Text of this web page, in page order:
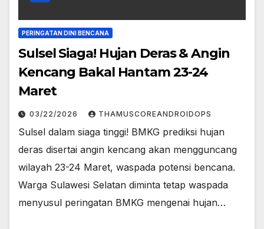
PERINGATAN DINI BENCANA
Sulsel Siaga! Hujan Deras & Angin
Kencang Bakal Hantam 23-24
Maret
03/22/2026 THAMUSCOREANDROIDOPS
Sulsel dalam siaga tinggi! BMKG prediksi hujan
deras disertai angin kencang akan mengguncang
wilayah 23-24 Maret, waspada potensi bencana.
Warga Sulawesi Selatan diminta tetap waspada
menyusul peringatan BMKG mengenai hujan…